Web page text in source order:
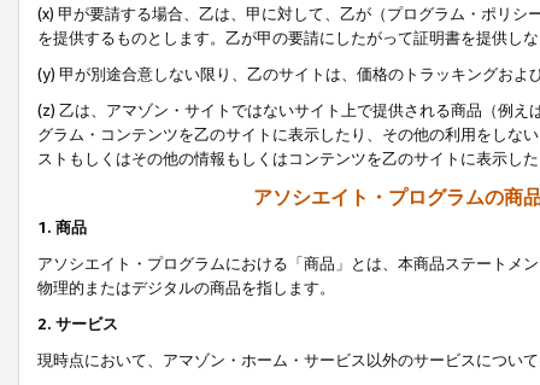
(x) 甲が要請する場合、乙は、甲に対して、乙が（プログラム・ポリ
を提供するものとします。乙が甲の要請にしたがって証明書を提供し
(y) 甲が別途合意しない限り、乙のサイトは、価格のトラッキングお
(z) 乙は、アマゾン・サイトではないサイト上で提供される商品（例
グラム・コンテンツを乙のサイトに表示したり、その他の利用をしな
ストもしくはその他の情報もしくはコンテンツを乙のサイトに表示し
アソシエイト・プログラムの商
1. 商品
アソシエイト・プログラムにおける「商品」とは、本商品ステートメ
物理的またはデジタルの商品を指します。
2. サービス
現時点において、アマゾン・ホーム・サービス以外のサービスについ